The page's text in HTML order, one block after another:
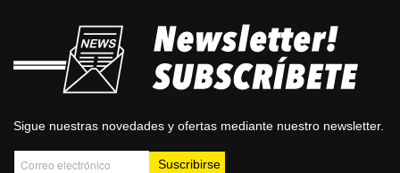
Sigue nuestras novedades y ofertas mediante nuestro newsletter.